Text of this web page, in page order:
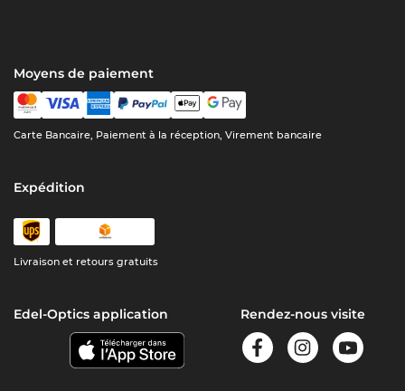
Moyens de paiement
Carte Bancaire, Paiement à la réception, Virement bancaire
Expédition
Livraison et retours gratuits
Edel-Optics application Rendez-nous visite